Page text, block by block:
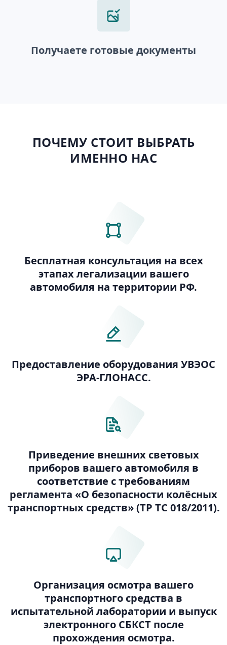
Получаете готовые документы
ПОЧЕМУ СТОИТ ВЫБРАТЬ
ИМЕННО НАС
Бесплатная консультация на всех
этапах легализации вашего
автомобиля на территории РФ.
Предоставление оборудования УВЭОС
ЭРА-ГЛОНАСС.
Приведение внешних световых
приборов вашего автомобиля в
соответствие с требованиям
регламента «О безопасности колёсных
транспортных средств» (ТР ТС 018/2011).
Организация осмотра вашего
транспортного средства в
испытательной лаборатории и выпуск
электронного СБКСТ после
прохождения осмотра.